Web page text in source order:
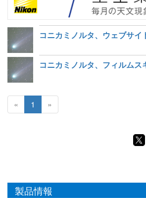
« 1 »
製品情報